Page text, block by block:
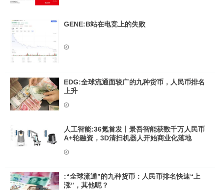
GENE:B站在电竞上的失败
EDG:全球流通面较广的九种货币，人民币排名
上升
人工智能:36氪首发丨景吾智能获数千万人民币
A+轮融资，3D清扫机器人开始商业化落地
:“全球流通”的九种货币：人民币排名快速“上
涨”，其他呢？